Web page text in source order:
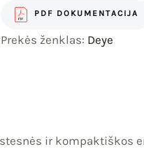
PDF DOKUMENTACIJA
Prekės ženklas: Deye
ir